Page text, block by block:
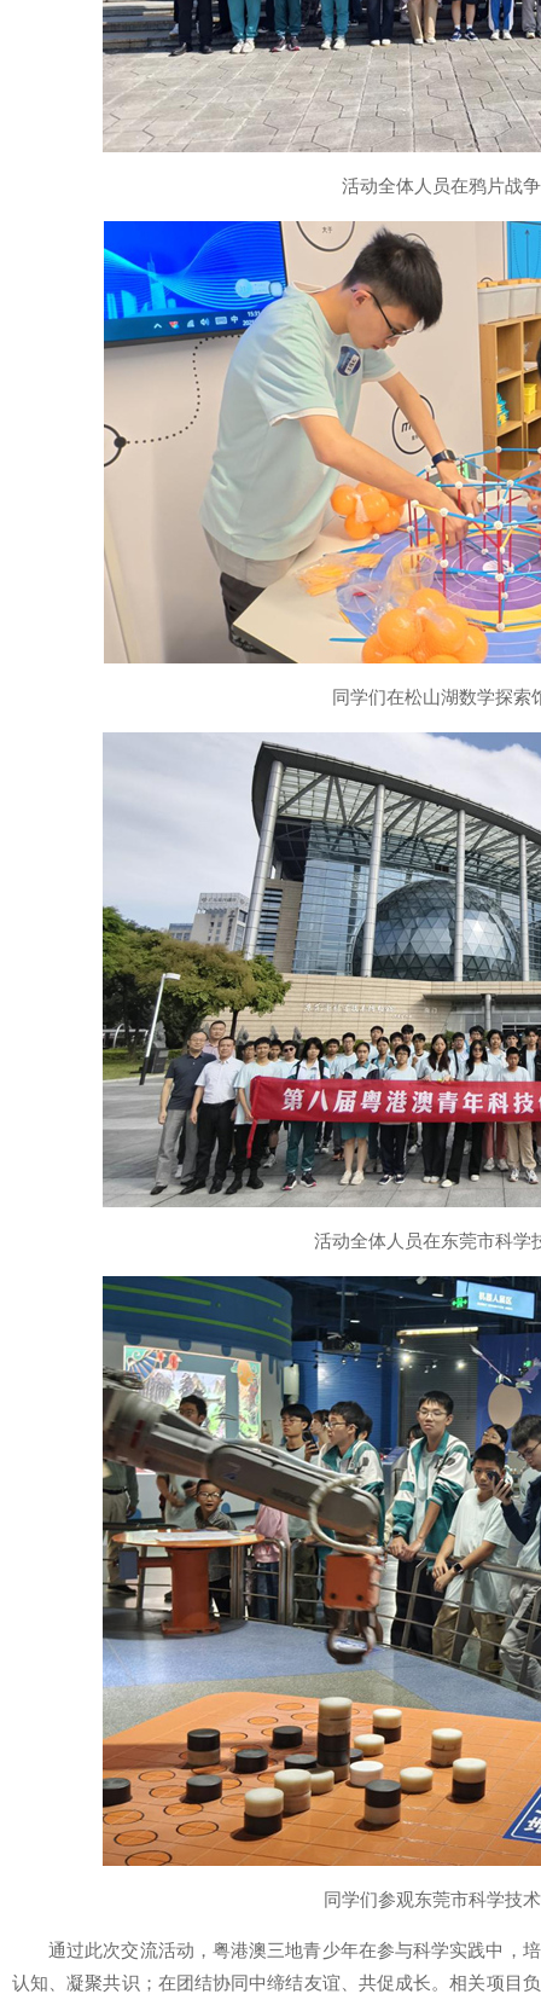
活动全体人员在鸦片战
同学们在松山湖数学探索
活动全体人员在东莞市科学
同学们参观东莞市科学技
通过此次交流活动，粤港澳三地青少年在参与科学实践中，
认知、凝聚共识；在团结协同中缔结友谊、共促成长。相关项目